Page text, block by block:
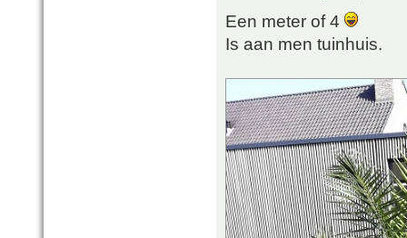
Een meter of 4
Is aan men tuinhuis.